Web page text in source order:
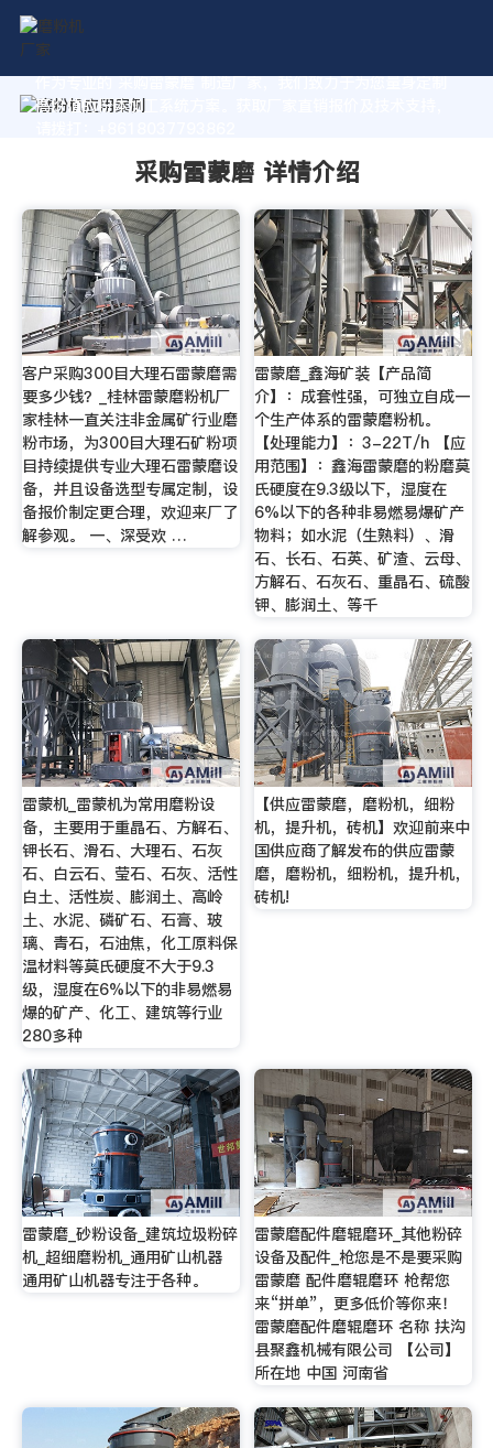
作为专业的 采购雷蒙磨 制造厂家，我们致力于为您量身定制
高价值的粉体加工系统方案。获取厂家直销报价及技术支持，
采购雷蒙磨 详情介绍
客户采购300目大理石雷蒙磨需
要多少钱？_桂林雷蒙磨粉机厂
家桂林一直关注非金属矿行业磨
粉市场，为300目大理石矿粉项
目持续提供专业大理石雷蒙磨设
备，并且设备选型专属定制，设
备报价制定更合理，欢迎来厂了
解参观。 一、深受欢 …
雷蒙磨_鑫海矿装【产品简
介】：成套性强，可独立自成一
个生产体系的雷蒙磨粉机。
【处理能力】：3-22T/h 【应
用范围】：鑫海雷蒙磨的粉磨莫
氏硬度在9.3级以下，湿度在
6%以下的各种非易燃易爆矿产
物料；如水泥（生熟料）、滑
石、长石、石英、矿渣、云母、
方解石、石灰石、重晶石、硫酸
钾、膨润土、等千
雷蒙机_雷蒙机为常用磨粉设
备，主要用于重晶石、方解石、
钾长石、滑石、大理石、石灰
石、白云石、莹石、石灰、活性
白土、活性炭、膨润土、高岭
土、水泥、磷矿石、石膏、玻
璃、青石，石油焦，化工原料保
温材料等莫氏硬度不大于9.3
级，湿度在6%以下的非易燃易
爆的矿产、化工、建筑等行业
280多种
【供应雷蒙磨，磨粉机，细粉
机，提升机，砖机】欢迎前来中
国供应商了解发布的供应雷蒙
磨，磨粉机，细粉机，提升机，
砖机!
雷蒙磨_砂粉设备_建筑垃圾粉碎
机_超细磨粉机_通用矿山机器
通用矿山机器专注于各种。
雷蒙磨配件磨辊磨环_其他粉碎
设备及配件_枪您是不是要采购
雷蒙磨 配件磨辊磨环 枪帮您
来“拼单”，更多低价等你来！
雷蒙磨配件磨辊磨环 名称 扶沟
县聚鑫机械有限公司 【公司】
所在地 中国 河南省